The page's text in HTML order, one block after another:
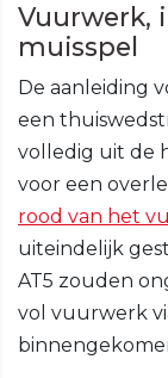
Vuurwerk,
muisspel
De aanleiding
een
volledig uit de
voor een
rood van het
uiteindelijk
AT5 zouden
vol vuurwerk